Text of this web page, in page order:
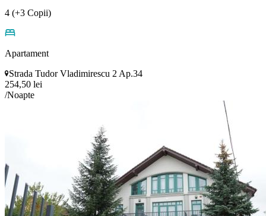
4 (+3 Copii)
Apartament
Strada Tudor Vladimirescu 2 Ap.34
254,50 lei
/Noapte